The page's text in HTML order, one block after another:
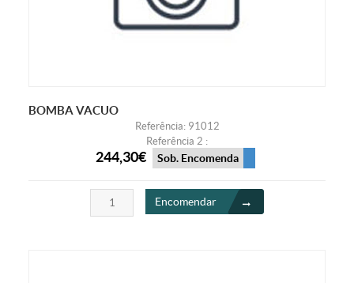
BOMBA VACUO
Referência: 91012
Referência 2 :
244,30€ Sob. Encomenda
Encomendar